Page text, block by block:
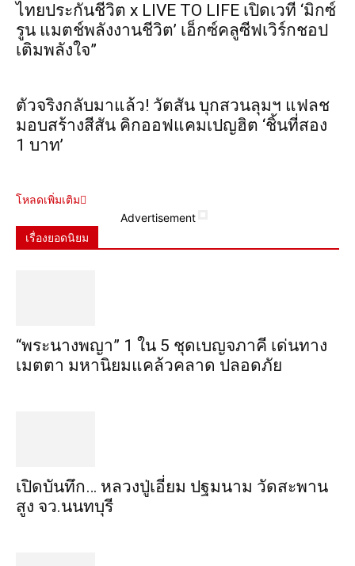
ไทยประกันชีวิต x LIVE TO LIFE เปิดเวที ‘มิกซ์
รูน แมตช์พลังงานชีวิต’ เอ็กซ์คลูซีฟเวิร์กชอป
เติมพลังใจ”
ตัวจริงกลับมาแล้ว! วัตสัน บุกสวนลุมฯ แฟลช
มอบสร้างสีสัน คิกออฟแคมเปญฮิต ‘ชิ้นที่สอง
1 บาท’
โหลดเพิ่มเติม
Advertisement
เรื่องยอดนิยม
“พระ​นาง​พญา” 1 ใน 5​ ชุดเบญจ​ภาคี​ เด่นทาง
เมตตา​ มหา​นิยม​แคล้วคลาด​ ปลอดภัย​
เปิดบันทึก… หลวงปู่เอี่ยม ​ปฐม​นาม​ วัดสะพาน
สูง​ จว.นนทบุรี